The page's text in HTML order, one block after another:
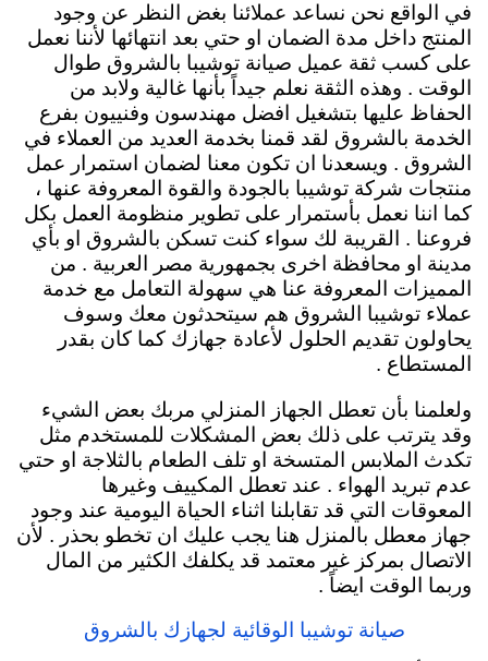
في الواقع نحن نساعد عملائنا بغض النظر عن وجود
المنتج داخل مدة الضمان او حتي بعد انتهائها لأننا نعمل
على كسب ثقة عميل صيانة توشيبا بالشروق طوال
الوقت . وهذه الثقة نعلم جيداً بأنها غالية ولابد من
الحفاظ عليها بتشغيل افضل مهندسون وفنييون بفرع
الخدمة بالشروق لقد قمنا بخدمة العديد من العملاء في
الشروق . ويسعدنا ان تكون معنا لضمان استمرار عمل
منتجات شركة توشيبا بالجودة والقوة المعروفة عنها ،
كما اننا نعمل بأستمرار على تطوير منظومة العمل بكل
فروعنا . القريبة لك سواء كنت تسكن بالشروق او بأي
مدينة او محافظة اخرى بجمهورية مصر العربية . من
المميزات المعروفة عنا هي سهولة التعامل مع خدمة
عملاء توشيبا الشروق هم سيتحدثون معك وسوف
يحاولون تقديم الحلول لأعادة جهازك كما كان بقدر
المستطاع .
ولعلمنا بأن تعطل الجهاز المنزلي مربك بعض الشيء
وقد يترتب على ذلك بعض المشكلات للمستخدم مثل
تكدث الملابس المتسخة او تلف الطعام بالثلاجة او حتي
عدم تبريد الهواء . عند تعطل المكييف وغيرها
المعوقات التي قد تقابلنا اثناء الحياة اليومية عند وجود
جهاز معطل بالمنزل هنا يجب عليك ان تخطو بحذر . لأن
الاتصال بمركز غير معتمد قد يكلفك الكثير من المال
وربما الوقت ايضاً .
صيانة توشيبا الوقائية لجهازك بالشروق